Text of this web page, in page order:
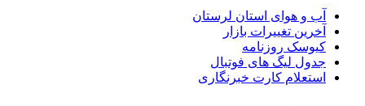
آب و هوای استان لرستان
آخرین تغییرات بازار
کیوسک روزنامه
جدول لیگ های فوتبال
استعلام کارت خبرنگاری